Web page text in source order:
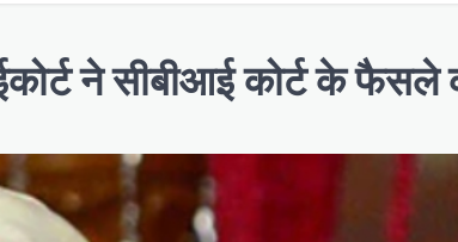
ने सीबीआई कोर्ट के फैसले